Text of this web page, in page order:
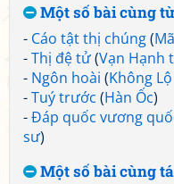
Một số bài cùng
- Cáo tật thị chúng(
-Thị đệ tử(Vạn Hạnh
- Ngôn hoài (Không
-Tuý trước (Hàn Ốc)
-Đáp quốc vương
sư)
Một số bài cùng